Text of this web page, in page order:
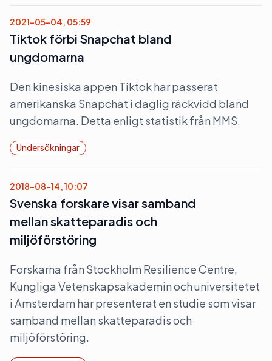
2021-05-04, 05:59
Tiktok förbi Snapchat bland
ungdomarna
Den kinesiska appen Tiktok har passerat
amerikanska Snapchat i daglig räckvidd bland
ungdomarna. Detta enligt statistik från MMS.
Undersökningar
2018-08-14, 10:07
Svenska forskare visar samband
mellan skatteparadis och
miljöförstöring
Forskarna från Stockholm Resilience Centre,
Kungliga Vetenskapsakademin och universitetet
i Amsterdam har presenterat en studie som visar
samband mellan skatteparadis och
miljöförstöring.